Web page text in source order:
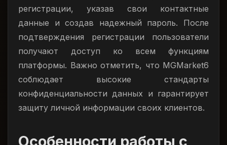
регистрации, указав свои контактные
данные и создав надежный пароль. После
подтверждения регистрации пользователи
получают доступ ко всем функциям
платформы. Важно отметить, что MGMarket6
соблюдает высокие стандарты
конфиденциальности данных и гарантирует
защиту личной информации своих клиентов.
Особенности работы с